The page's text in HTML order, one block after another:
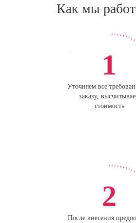
Как мы
1
Уточняем все
заказу,
стоимость
2
После внесения